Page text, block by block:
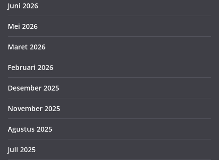
Juni 2026
Mei 2026
Maret 2026
Februari 2026
Desember 2025
November 2025
Agustus 2025
Juli 2025